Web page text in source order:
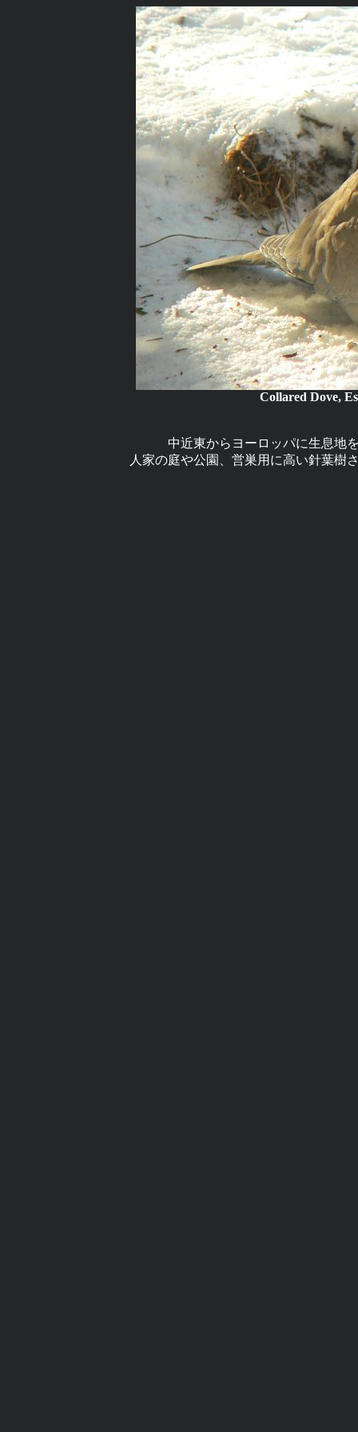
Collared Dove,
中近東からヨーロッパに生息地
人家の庭や公園、営巣用に高い針葉樹